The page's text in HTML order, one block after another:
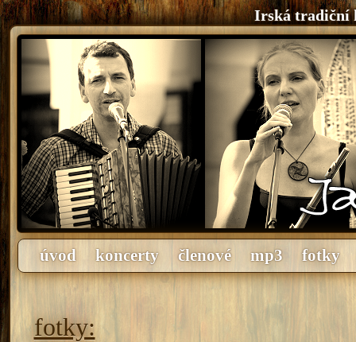
Irská tradiční
úvod koncerty členové mp3 fotky
fotky: